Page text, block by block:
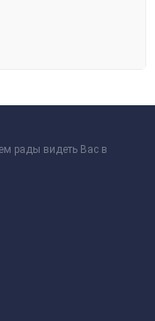
рады видеть Вас в